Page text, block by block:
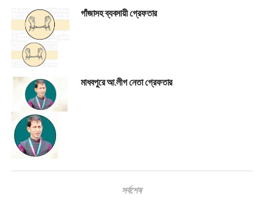
গাঁজাসহ ব্যবসায়ী গ্রেফতার
মাধবপুরে আ.লীগ নেতা গ্রেফতার
সর্বশেষ